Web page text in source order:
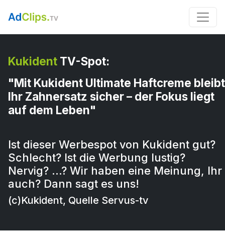
Kukident TV-Spot:
"Mit Kukident Ultimate Haftcreme bleibt
Ihr Zahnersatz sicher – der Fokus liegt
auf dem Leben"
Ist dieser Werbespot von Kukident gut?
Schlecht? Ist die Werbung lustig?
Nervig? …? Wir haben eine Meinung, Ihr
auch? Dann sagt es uns!
(c)Kukident, Quelle Servus-tv